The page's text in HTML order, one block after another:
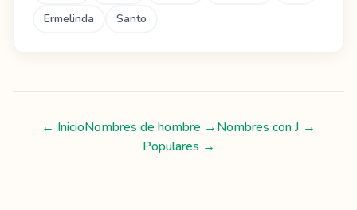
Ermelinda
Santo
← InicioNombres de hombre →Nombres conJ →
Populares →